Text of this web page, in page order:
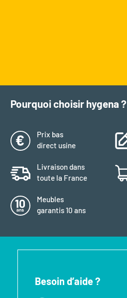
Pourquoi choisir hygena ?
Prix bas
direct usine
Livraison dans
toute la France
Meubles
garantis 10 ans
Besoin d’aide ?